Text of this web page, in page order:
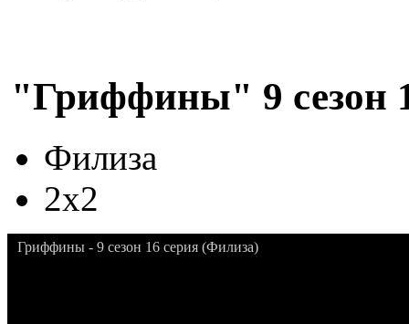
"Гриффины" 9 сезон
Филиза
2x2
Гриффины - 9 сезон 16 серия (Филиза)